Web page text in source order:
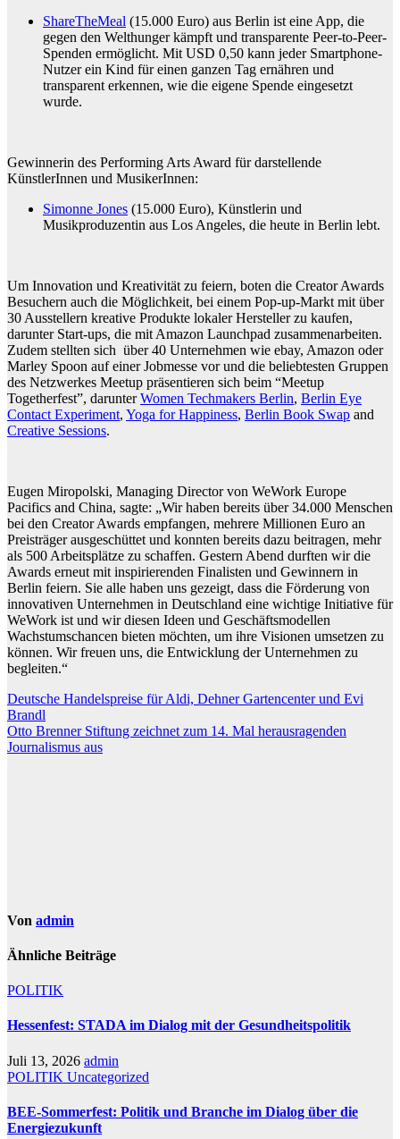
ShareTheMeal (15.000 Euro) aus Berlin ist eine App, die
gegen den Welthunger kämpft und transparente Peer-to-Peer-
Spenden ermöglicht. Mit USD 0,50 kann jeder Smartphone-
Nutzer ein Kind für einen ganzen Tag ernähren und
transparent erkennen, wie die eigene Spende eingesetzt
wurde.
Gewinnerin des Performing Arts Award für darstellende
KünstlerInnen und MusikerInnen:
Simonne Jones (15.000 Euro), Künstlerin und
Musikproduzentin aus Los Angeles, die heute in Berlin lebt.
Um Innovation und Kreativität zu feiern, boten die Creator Awards
Besuchern auch die Möglichkeit, bei einem Pop-up-Markt mit über
30 Ausstellern kreative Produkte lokaler Hersteller zu kaufen,
darunter Start-ups, die mit Amazon Launchpad zusammenarbeiten.
Zudem stellten sich über 40 Unternehmen wie ebay, Amazon oder
Marley Spoon auf einer Jobmesse vor und die beliebtesten Gruppen
des Netzwerkes Meetup präsentieren sich beim “Meetup
Togetherfest”, darunterWomen Techmakers Berlin, Berlin Eye
Contact Experiment, Yoga for Happiness, Berlin Book Swap and
Creative Sessions.
Eugen Miropolski, Managing Director von WeWork Europe
Pacifics and China, sagte: „Wir haben bereits über 34.000 Menschen
bei den Creator Awards empfangen, mehrere Millionen Euro an
Preisträger ausgeschüttet und konnten bereits dazu beitragen, mehr
als 500 Arbeitsplätze zu schaffen. Gestern Abend durften wir die
Awards erneut mit inspirierenden Finalisten und Gewinnern in
Berlin feiern. Sie alle haben uns gezeigt, dass die Förderung von
innovativen Unternehmen in Deutschland eine wichtige Initiative für
WeWork ist und wir diesen Ideen und Geschäftsmodellen
Wachstumschancen bieten möchten, um ihre Visionen umsetzen zu
können. Wir freuen uns, die Entwicklung der Unternehmen zu
begleiten.“
Beitragsnavigation
Deutsche Handelspreise für Aldi, Dehner Gartencenter und Evi
Brandl
Otto Brenner Stiftung zeichnet zum 14. Mal herausragenden
Journalismus aus
Von admin
Ähnliche Beiträge
POLITIK
Hessenfest: STADA im Dialog mit der Gesundheitspolitik
Juli 13, 2026 admin
POLITIK Uncategorized
BEE-Sommerfest: Politik und Branche im Dialog über die
Energiezukunft